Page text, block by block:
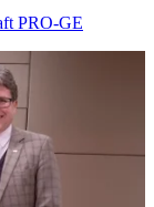
PRO-GE